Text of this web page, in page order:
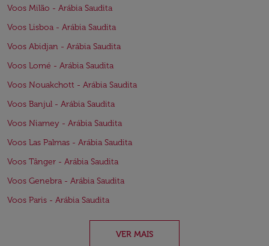
Voos Milão - Arábia Saudita
Voos Lisboa - Arábia Saudita
Voos Abidjan - Arábia Saudita
Voos Lomé - Arábia Saudita
Voos Nouakchott - Arábia Saudita
Voos Banjul - Arábia Saudita
Voos Niamey - Arábia Saudita
Voos Las Palmas - Arábia Saudita
Voos Tânger - Arábia Saudita
Voos Genebra - Arábia Saudita
Voos Paris - Arábia Saudita
VER MAIS